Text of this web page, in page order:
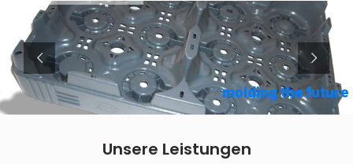
Unsere Leistungen